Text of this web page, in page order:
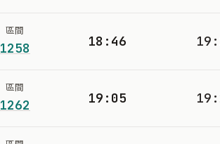
區間
1258 18:46
區間
1262 19:05